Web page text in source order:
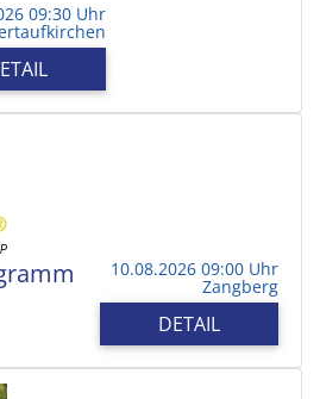
09:30 Uhr
10.08.2026 09:00 Uhr
Zangberg
DETAIL